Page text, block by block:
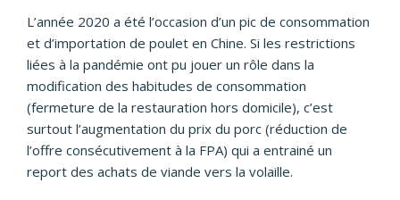
L’année 2020 a été l’occasion d’un pic de consommation
et d’importation de poulet en Chine. Si les restrictions
liées à la pandémie ont pu jouer un rôle dans la
modification des habitudes de consommation
(fermeture de la restauration hors domicile), c’est
surtout l’augmentation du prix du porc (réduction de
l’offre consécutivement à la FPA) qui a entrainé un
report des achats de viande vers la volaille.